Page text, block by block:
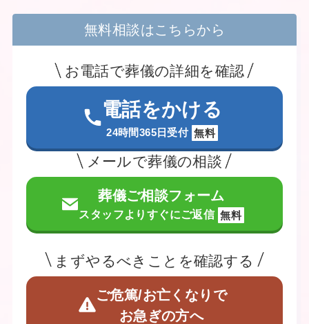
無料相談はこちらから
お電話で葬儀の詳細を確認
電話をかける
24時間365日受付 無料
メールで葬儀の相談
葬儀ご相談フォーム
スタッフよりすぐにご返信 無料
まずやるべきことを確認する
ご危篤/お亡くなりで
お急ぎの方へ